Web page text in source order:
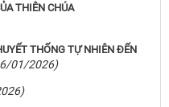
THIÊN CHÚA
THỐNG TỰ NHIÊN ĐẾN
01/2026)